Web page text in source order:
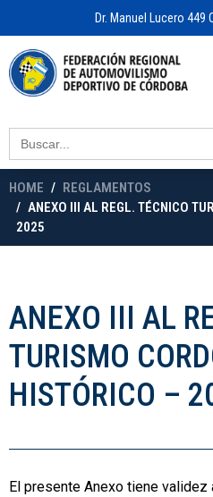
Dr. Manuel Lucero 449
Search
for:
HOME
REGLAMENTOS
ANEXO III AL REGL. TÉCNICO
2025
ANEXO III AL
TURISMO
HISTÓRICO –
El presente Anexo tiene